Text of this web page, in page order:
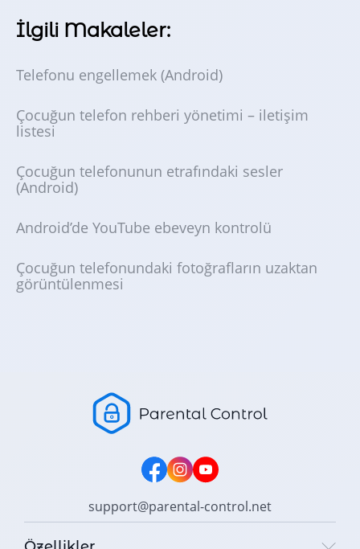
İlgili Makaleler:
Telefonu engellemek (Android)
Çocuğun telefon rehberi yönetimi – iletişim
listesi
Çocuğun telefonunun etrafındaki sesler
(Android)
Android’de YouTube ebeveyn kontrolü
Çocuğun telefonundaki fotoğrafların uzaktan
görüntülenmesi
support@parental-control.net